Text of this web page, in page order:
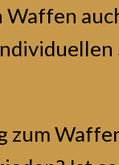
Waffen
zum